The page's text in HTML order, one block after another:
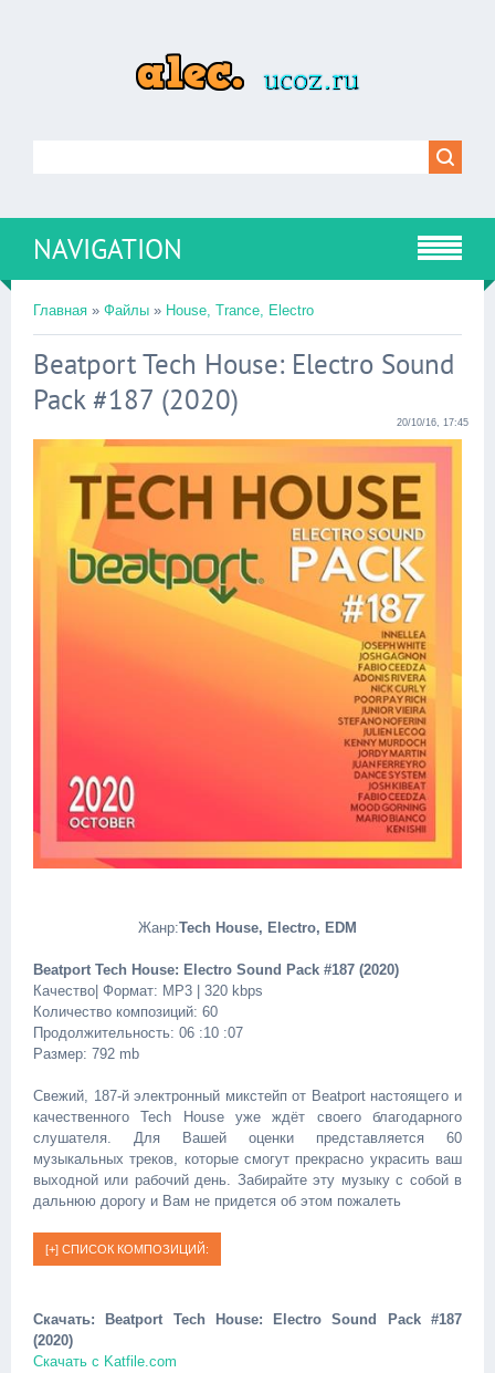
NAVIGATION
Главная » Файлы » House, Trance, Electro
Beatport Tech House: Electro Sound
Pack #187 (2020)
20/10/16, 17:45
Жанр:Tech House, Electro, EDM
Beatport Tech House: Electro Sound Pack #187 (2020)
Качество| Формат: MP3 | 320 kbps
Количество композиций: 60
Продолжительность: 06 :10 :07
Размер: 792 mb
Свежий, 187-й электронный микстейп от Beatport настоящего и
качественного Tech House уже ждёт своего благодарного
слушателя. Для Вашей оценки представляется 60
музыкальных треков, которые смогут прекрасно украсить ваш
выходной или рабочий день. Забирайте эту музыку с собой в
дальнюю дорогу и Вам не придется об этом пожалеть
Скачать: Beatport Tech House: Electro Sound Pack #187
(2020)
Скачать с Katfile.com